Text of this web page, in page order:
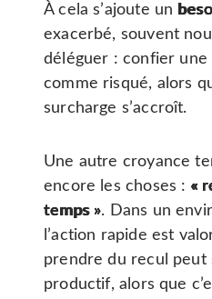
À cela s’ajoute un
exacerbé, souvent
déléguer : confier une
comme risqué, alors
surcharge s’accroît.
Une autre croyance
encore les choses : «
temps ». Dans un
l’action rapide est
prendre du recul peut
productif, alors que